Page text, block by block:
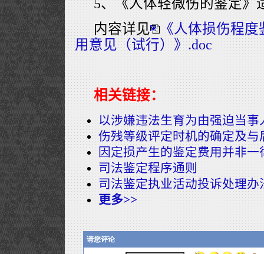
5、《人体轻微伤的鉴定》
内容详见
《人体损伤程度
用意见（试行）》.doc
相关链接：
以涉嫌违法生育为由强迫当
伤残等级评定时机的确定及与
因定损产生的鉴定费用并非
司法鉴定程序通则
司法鉴定执业活动投诉处理办
更多>>